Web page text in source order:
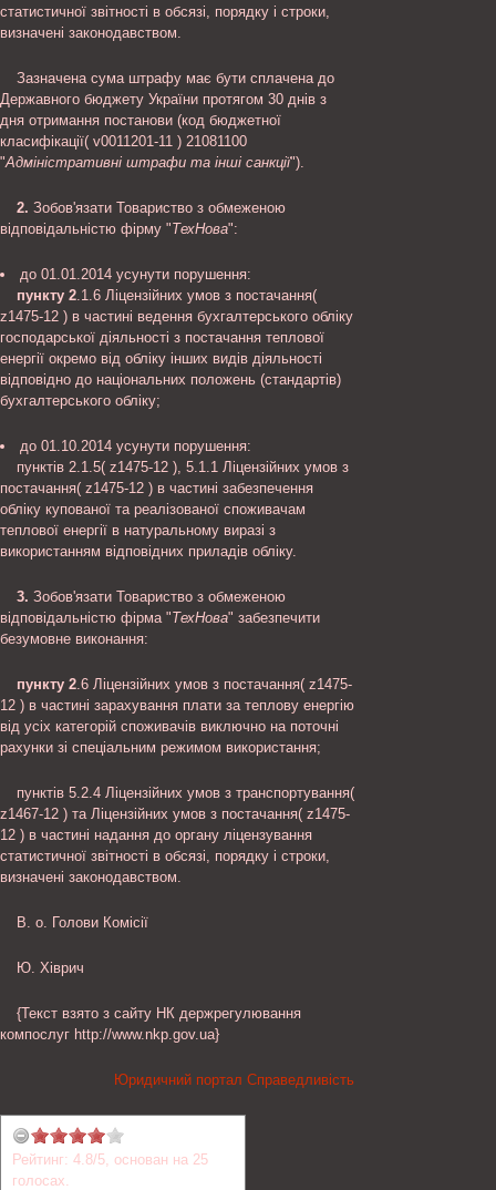
статистичної звітності в обсязі, порядку і строки,
визначені законодавством.
Зазначена сума штрафу має бути сплачена до
Державного бюджету України протягом 30 днів з
дня отримання постанови (код бюджетної
класифікації( v0011201-11 ) 21081100
"Адміністративні штрафи та інші санкції").
2. Зобов'язати Товариство з обмеженою
відповідальністю фірму "ТехНова":
до 01.01.2014 усунути порушення:
пункту 2.1.6 Ліцензійних умов з постачання(
z1475-12 ) в частині ведення бухгалтерського обліку
господарської діяльності з постачання теплової
енергії окремо від обліку інших видів діяльності
відповідно до національних положень (стандартів)
бухгалтерського обліку;
до 01.10.2014 усунути порушення:
пунктів 2.1.5( z1475-12 ), 5.1.1 Ліцензійних умов з
постачання( z1475-12 ) в частині забезпечення
обліку купованої та реалізованої споживачам
теплової енергії в натуральному виразі з
використанням відповідних приладів обліку.
3. Зобов'язати Товариство з обмеженою
відповідальністю фірма "ТехНова" забезпечити
безумовне виконання:
пункту 2.6 Ліцензійних умов з постачання( z1475-
12 ) в частині зарахування плати за теплову енергію
від усіх категорій споживачів виключно на поточні
рахунки зі спеціальним режимом використання;
пунктів 5.2.4 Ліцензійних умов з транспортування(
z1467-12 ) та Ліцензійних умов з постачання( z1475-
12 ) в частині надання до органу ліцензування
статистичної звітності в обсязі, порядку і строки,
визначені законодавством.
В. о. Голови Комісії
Ю. Хіврич
{Текст взято з сайту НК держрегулювання
компослуг http://www.nkp.gov.ua}
Юридичний портал Справедливість
Рейтинг: 4.8/5, основан на 25
голосах.